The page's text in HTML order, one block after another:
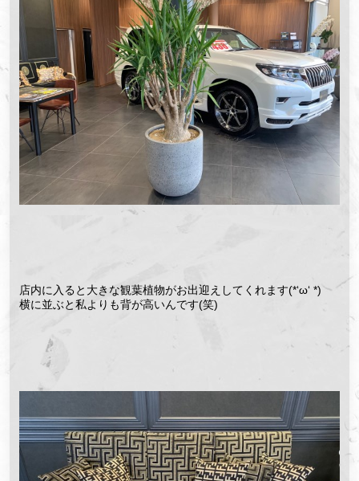
店内に入ると大きな観葉植物がお出迎えしてくれます(*‘ω‘ *)
横に並ぶと私よりも背が高いんです(笑)